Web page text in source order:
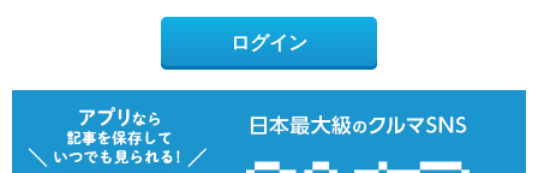
ログイン